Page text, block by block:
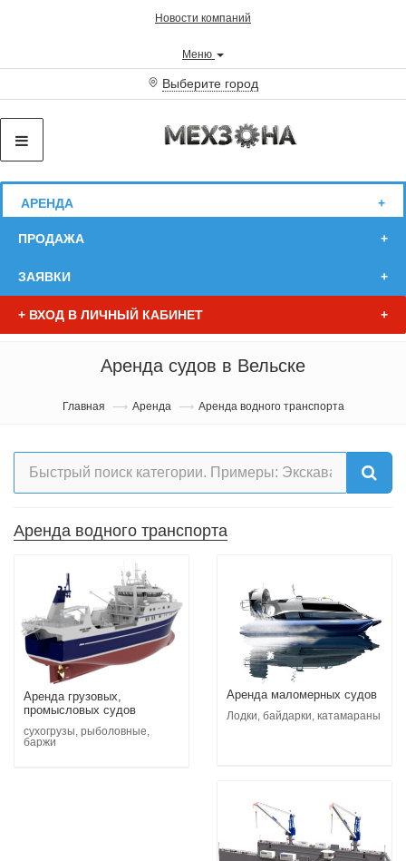
Новости компаний
Меню
Выберите город
АРЕНДА
ПРОДАЖА
ЗАЯВКИ
+ ВХОД В ЛИЧНЫЙ КАБИНЕТ
Аренда судов в Вельске
Главная Аренда Аренда водного транспорта
Аренда водного транспорта
Аренда грузовых,
промысловых судов
сухогрузы, рыболовные,
баржи
Аренда маломерных судов
Лодки, байдарки, катамараны